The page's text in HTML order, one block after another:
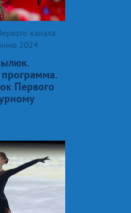
канала
2024
Первого